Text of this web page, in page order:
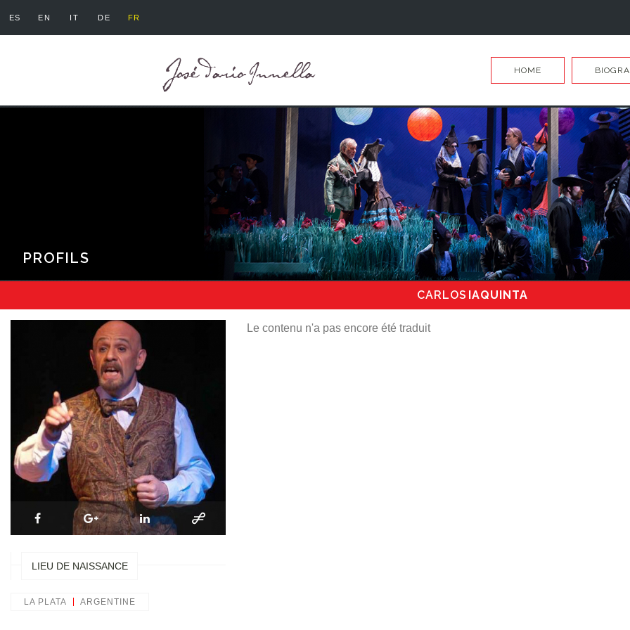
ES EN IT DE FR
HOME
PROFILS
CARLOS IAQUINTA
LIEU DE NAISSANCE
LA PLATA ARGENTINE
Le contenu n'a pas encore été traduit